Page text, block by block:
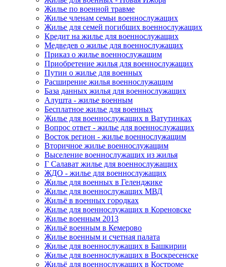
Жилье по военной травме
Жилье членам семьи военнослужащих
Жилье для семей погибших военнослужащих
Кредит на жилье для военнослужащих
Медведев о жилье для военнослужащих
Приказ о жилье военнослужащим
Приобретение жилья для военнослужащих
Путин о жилье для военных
Расширение жилья военнослужащим
База данных жилья для военнослужащих
Алушта - жилье военным
Бесплатное жилье для военных
Жилье для военнослужащих в Ватутинках
Вопрос ответ - жилье для военнослужащих
Восток регион - жилье военнослужащим
Вторичное жилье военнослужащим
Выселение военнослужащих из жилья
Г Салават жилье для военнослужащих
ЖДО - жилье для военнослужащих
Жилье для военных в Геленджике
Жилье для военнослужащих МВД
Жильё в военных городках
Жилье для военнослужащих в Кореновске
Жилье военным 2013
Жильё военным в Кемерово
Жилье военным и счетная палата
Жилье для военнослужащих в Башкирии
Жилье для военнослужащих в Воскресенске
Жильё для военнослужащих в Костроме